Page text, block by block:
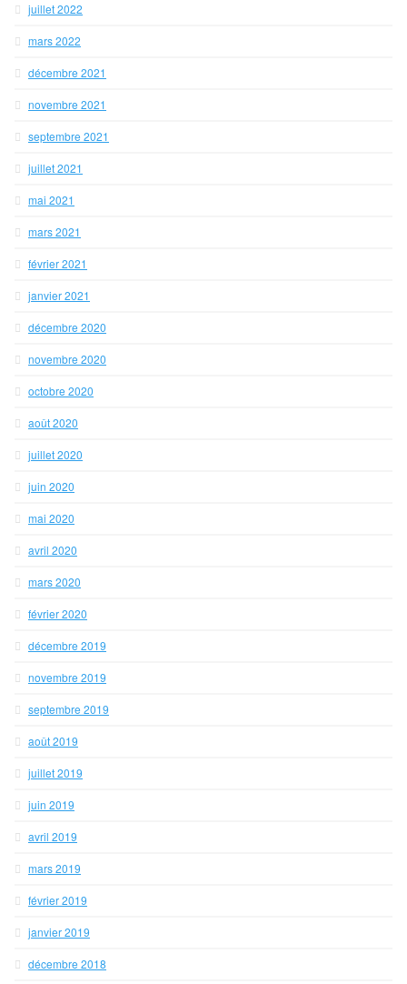
juillet 2022
mars 2022
décembre 2021
novembre 2021
septembre 2021
juillet 2021
mai 2021
mars 2021
février 2021
janvier 2021
décembre 2020
novembre 2020
octobre 2020
août 2020
juillet 2020
juin 2020
mai 2020
avril 2020
mars 2020
février 2020
décembre 2019
novembre 2019
septembre 2019
août 2019
juillet 2019
juin 2019
avril 2019
mars 2019
février 2019
janvier 2019
décembre 2018